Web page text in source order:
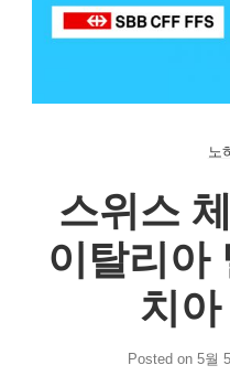
노
스위스
이탈리아
치아
Posted on 5월